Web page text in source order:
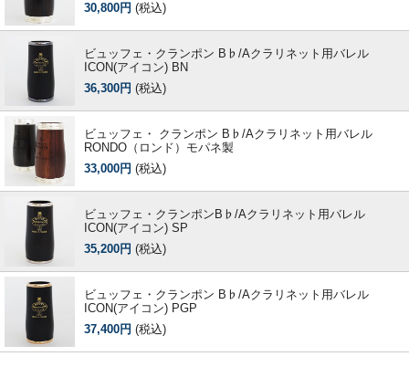
30,800円 (税込)
ビュッフェ・クランポン B♭/Aクラリネット用バレル
ICON(アイコン) BN
36,300円 (税込)
ビュッフェ・ クランポン B♭/Aクラリネット用バレル
RONDO（ロンド）モパネ製
33,000円 (税込)
ビュッフェ・クランポンB♭/Aクラリネット用バレル
ICON(アイコン) SP
35,200円 (税込)
ビュッフェ・クランポン B♭/Aクラリネット用バレル
ICON(アイコン) PGP
37,400円 (税込)